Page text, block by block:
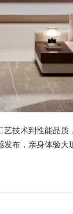
技术到性能品
布，亲身体验大